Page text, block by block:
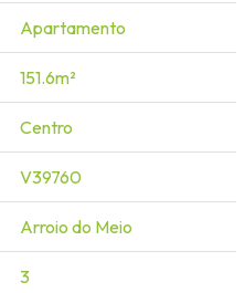
Apartamento
151.6m²
Centro
V39760
Arroio do Meio
3